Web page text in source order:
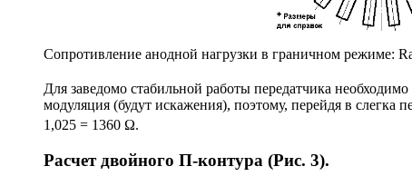
Сопротивление анодной нагрузки в граничном режиме:
Для заведомо стабильной работы передатчика
модуляция (будут искажения), поэтому, перейдя в слегка
1,025 = 1360 Ω.
Расчет двойного П-контура (Рис. 3).